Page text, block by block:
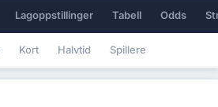
Lagoppstillinger Tabell Odds
Kort Halvtid Spillere